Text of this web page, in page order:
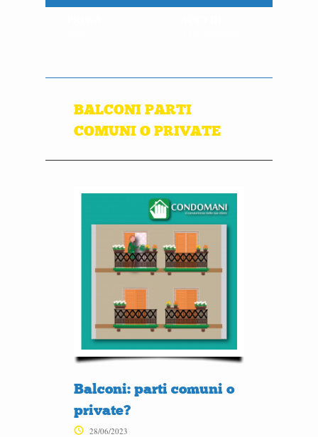
BALCONI PARTI
COMUNI O PRIVATE
Balconi: parti comuni o
private?
28/06/2023